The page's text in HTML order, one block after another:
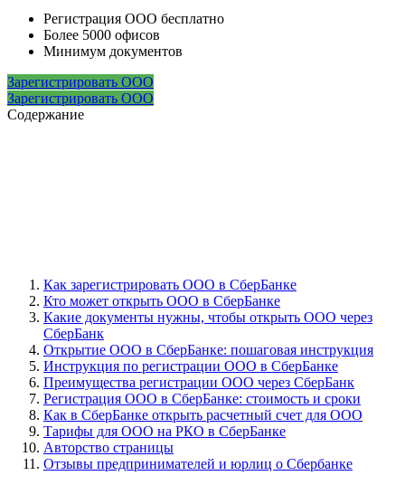
Регистрация ООО бесплатно
Более 5000 офисов
Минимум документов
Зарегистрировать ООО
Зарегистрировать ООО
Содержание
Как зарегистрировать ООО в СберБанке
Кто может открыть ООО в СберБанке
Какие документы нужны, чтобы открыть ООО через
СберБанк
Открытие ООО в СберБанке: пошаговая инструкция
Инструкция по регистрации ООО в СберБанке
Преимущества регистрации ООО через СберБанк
Регистрация ООО в СберБанке: стоимость и сроки
Как в СберБанке открыть расчетный счет для ООО
Тарифы для ООО на РКО в СберБанке
Авторство страницы
Отзывы предпринимателей и юрлиц о Сбербанке